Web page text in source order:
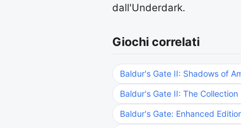
dall'Underdark.
Giochi correlati
Baldur's Gate II: Shadows of
Baldur's Gate II: The Collection
Baldur's Gate: Enhanced